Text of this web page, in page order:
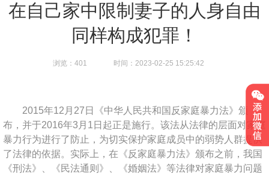
在自己家中限制妻子的人身自由
同样构成犯罪！
浏览： 401 时间：2023-02-25 15:25:42
2015年12月27日《中华人民共和国反家庭暴力法》颁
布，并于2016年3月1日起正是施行。该法从法律的层面对家庭
暴力行为进行了防止，为切实保护家庭成员中的弱势人群提供
了法律的依据。实际上，在《反家庭暴力法》颁布之前，我国
《刑法》、《民法通则》、《婚姻法》等法律对家庭暴力问题